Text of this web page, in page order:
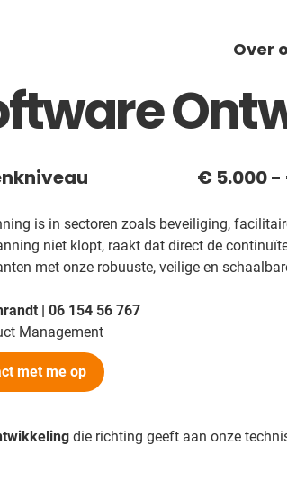
Over
€ 5.000 -
is in sectoren zoals beveiliging,
niet klopt, raakt dat direct de
met onze robuuste, veilige en
| 06 154 56 767
Management
met me op
die richting geeft aan onze